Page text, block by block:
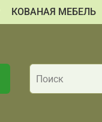
КОВАНАЯ МЕБЕЛЬ